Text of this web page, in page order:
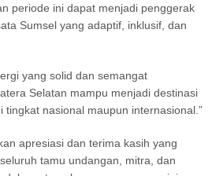
periode ini dapat menjadi penggerak
Sumsel yang adaptif, inklusif, dan
yang solid dan semangat
Selatan mampu menjadi destinasi
tingkat nasional maupun internasional.”
apresiasi dan terima kasih yang
tamu undangan, mitra, dan